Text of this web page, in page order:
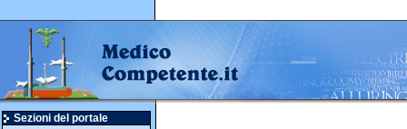
Sezioni del portale